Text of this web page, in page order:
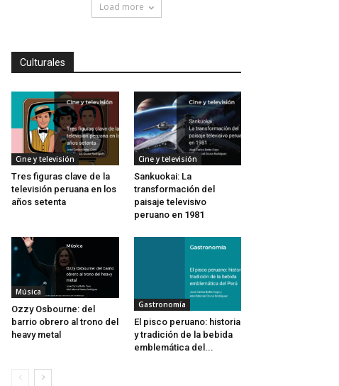
Load more
Culturales
Cine y televisión
Tres figuras clave de la
televisión peruana en los
años setenta
Cine y televisión
Sankuokai: La
transformación del
paisaje televisivo
peruano en 1981
Música
Ozzy Osbourne: del
barrio obrero al trono del
heavy metal
Gastronomía
El pisco peruano: historia
y tradición de la bebida
emblemática del...